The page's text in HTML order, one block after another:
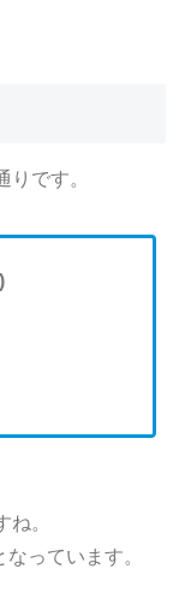
です。
。
なっています。